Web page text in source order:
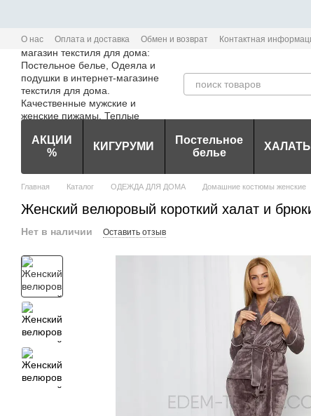
О нас Оплата и доставка Обмен и возврат Контактная
Политика конфиденциальности мобильного приложения Edem-Textile
АКЦИИ
%
КИГУРУМИ
Постельное
белье
ХАЛАТЫ
Главная Каталог ОДЕЖДА ДЛЯ ДОМА Домашние костюмы женские
Женский велюровый короткий халат и
Нет в наличии Оставить отзыв